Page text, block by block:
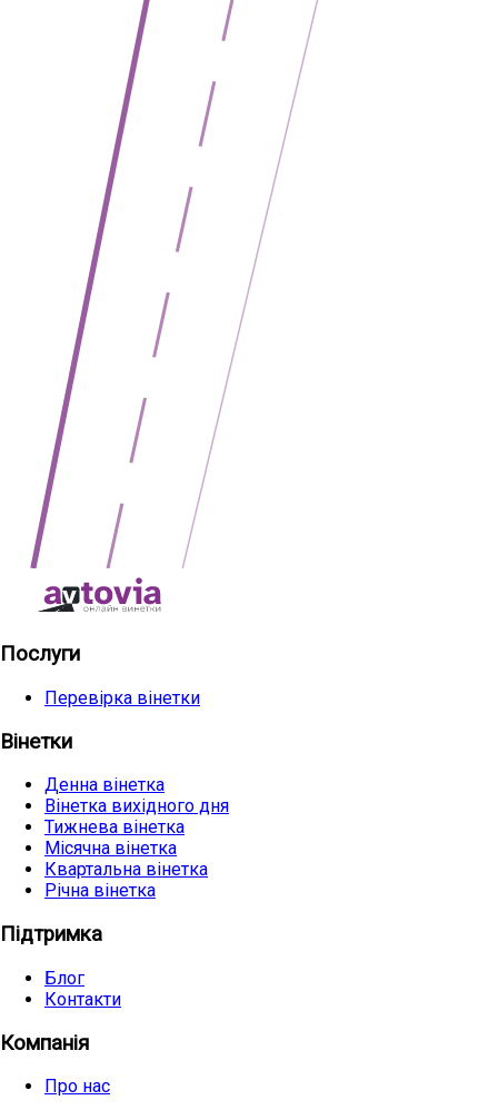
Послуги
Перевірка вінетки
Вінетки
Денна вінетка
Вінетка вихідного дня
Тижнева вінетка
Місячна вінетка
Квартальна вінетка
Річна вінетка
Підтримка
Блог
Контакти
Компанія
Про нас